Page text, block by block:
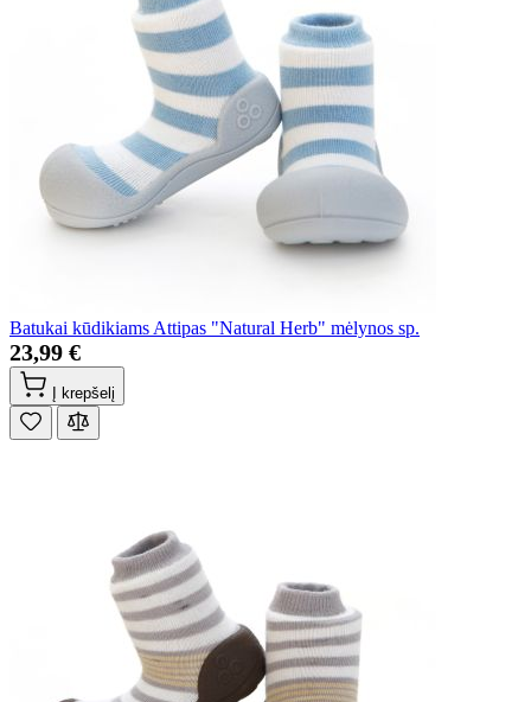
Batukai kūdikiams Attipas "Natural Herb" mėlynos sp.
23,99 €
Į krepšelį